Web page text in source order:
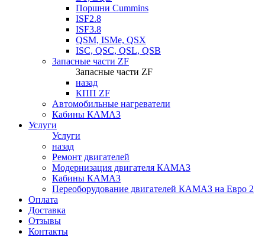
Поршни Cummins
ISF2.8
ISF3.8
QSM, ISMe, QSX
ISC, QSC, QSL, QSB
Запасные части ZF
Запасные части ZF
назад
КПП ZF
Автомобильные нагреватели
Кабины КАМАЗ
Услуги
Услуги
назад
Ремонт двигателей
Модернизация двигателя КАМАЗ
Кабины КАМАЗ
Переоборудование двигателей КАМАЗ на Евро 2
Оплата
Доставка
Отзывы
Контакты